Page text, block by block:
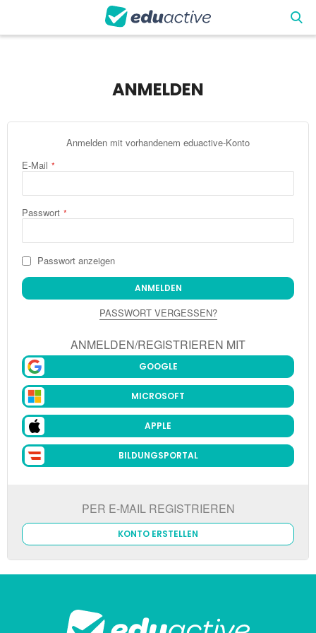
ANMELDEN
Anmelden mit vorhandenem eduactive-Konto
E-Mail
Passwort
Passwort anzeigen
ANMELDEN
PASSWORT VERGESSEN?
ANMELDEN/REGISTRIEREN MIT
GOOGLE
MICROSOFT
APPLE
BILDUNGSPORTAL
PER E-MAIL REGISTRIEREN
KONTO ERSTELLEN